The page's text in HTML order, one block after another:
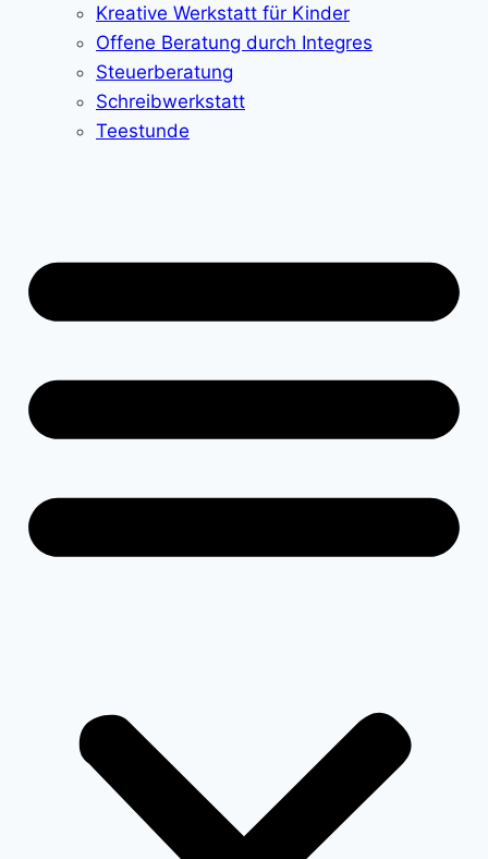
Kreative Werkstatt für Kinder
Offene Beratung durch Integres
Steuerberatung
Schreibwerkstatt
Teestunde